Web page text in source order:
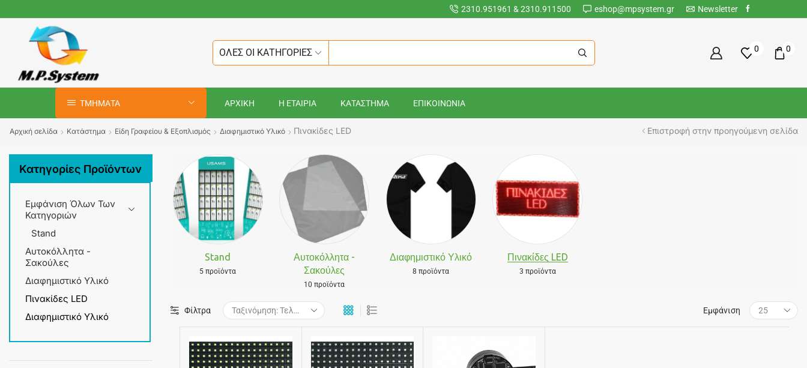
2310.951961 & 2310.911500 eshop@mpsystem.gr Newsletter
ΟΛΕΣ ΟΙ ΚΑΤΗΓΟΡΙΕΣ 0 0
ΤΜΗΜΑΤΑ ΑΡΧΙΚΗ Η ΕΤΑΙΡΙΑ ΚΑΤΑΣΤΗΜΑ ΕΠΙΚΟΙΝΩΝΙΑ
Αρχική σελίδα Κατάστημα Είδη Γραφείου & Εξοπλισμός Διαφημιστικό Υλικό Πινακίδες LED Επιστροφή στην προηγούμενη σελίδα
Κατηγορίες Προϊόντων
Εμφάνιση Όλων Των
Κατηγοριών
Stand
Αυτοκόλλητα -
Σακούλες
Διαφημιστικό Υλικό
Πινακίδες LED
Διαφημιστικό Υλικό
Stand
5 προϊόντα
Αυτοκόλλητα -
Σακούλες
10 προϊόντα
Διαφημιστικό Υλικό
8 προϊόντα
Πινακίδες LED
3 προϊόντα
Φίλτρα Εμφάνιση